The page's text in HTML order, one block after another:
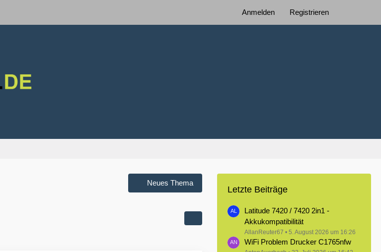
Anmelden Registrieren
Neues Thema
Letzte Beiträge
Latitude 7420 / 7420 2in1 -
Akkukompatibilität
AllanReuter67 5. August 2026 um 16:26
WiFi Problem Drucker C1765nfw